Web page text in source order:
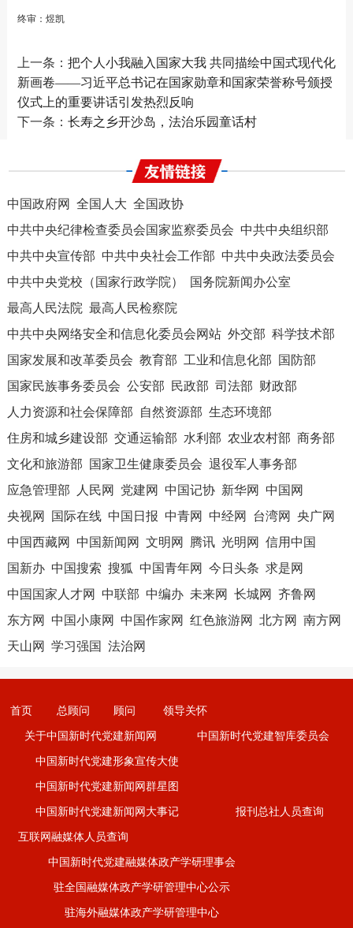
终审：煜凯
上一条： 把个人小我融入国家大我 共同描绘中国式现代化
新画卷——习近平总书记在国家勋章和国家荣誉称号颁授
仪式上的重要讲话引发热烈反响
下一条： 长寿之乡开沙岛，法治乐园童话村
中国政府网 全国人大 全国政协
中共中央纪律检查委员会国家监察委员会 中共中央组织部
中共中央宣传部 中共中央社会工作部 中共中央政法委员会
中共中央党校（国家行政学院）
国务院新闻办公室
最高人民法院 最高人民检察院
中共中央网络安全和信息化委员会网站 外交部 科学技术部
国家发展和改革委员会 教育部 工业和信息化部
国防部
国家民族事务委员会 公安部 民政部 司法部 财政部
人力资源和社会保障部
自然资源部 生态环境部
住房和城乡建设部 交通运输部 水利部 农业农村部 商务部
文化和旅游部
国家卫生健康委员会 退役军人事务部
应急管理部
人民网 党建网 中国记协 新华网
中国网
央视网
国际在线 中国日报 中青网 中经网 台湾网
央广网
中国西藏网
中国新闻网 文明网 腾讯 光明网
信用中国
国新办 中国搜索 搜狐 中国青年网 今日头条 求是网
中国国家人才网
中联部 中编办 未来网 长城网
齐鲁网
东方网
中国小康网 中国作家网 红色旅游网 北方网
南方网
天山网
学习强国 法治网
首页 总顾问 顾问 领导关怀
关于中国新时代党建新闻网 中国新时代党建智库委员会
中国新时代党建形象宣传大使
中国新时代党建新闻网群星图
中国新时代党建新闻网大事记 报刊总社人员查询
互联网融媒体人员查询
中国新时代党建融媒体政产学研理事会
驻全国融媒体政产学研管理中心公示
驻海外融媒体政产学研管理中心